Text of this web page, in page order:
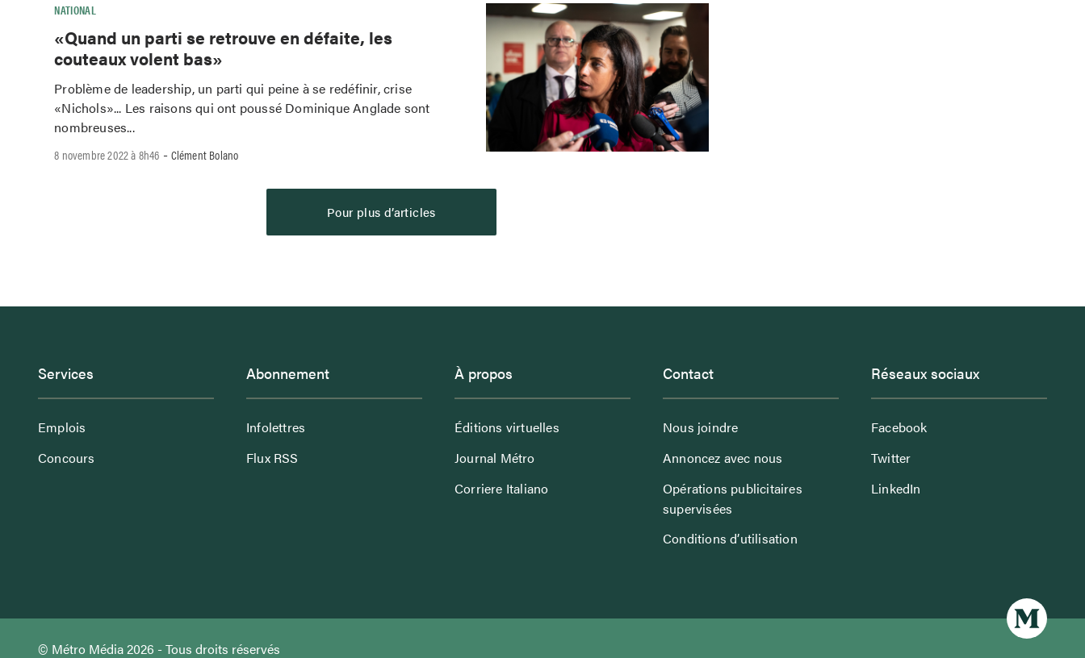
NATIONAL
«Quand un parti se retrouve en défaite, les
couteaux volent bas»
Problème de leadership, un parti qui peine à se redéfinir, crise
«Nichols»... Les raisons qui ont poussé Dominique Anglade sont
nombreuses...
8 novembre 2022 à 8h46 -Clément Bolano
Pour plus d’articles
Services
Emplois
Concours
Abonnement
Infolettres
Flux RSS
À propos
Éditions virtuelles
Journal Métro
Corriere Italiano
Contact
Nous joindre
Annoncez avec nous
Opérations publicitaires
supervisées
Conditions d’utilisation
Réseaux sociaux
Facebook
Twitter
LinkedIn
© Métro Média 2026 - Tous droits réservés